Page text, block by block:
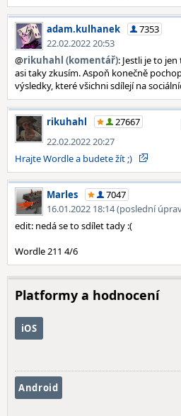
adam.kulhanek
7353
22.02.2022 20:53
@rikuhahl (komentář): Jestli je to
asi taky zkusím. Aspoň konečně
výsledky, které všichni sdílejí na
rikuhahl
27667
22.02.2022 20:27
Hrajte Wordle a budete žít ;)
Marles
7047
16.01.2022 18:14 (poslední
edit: nedá se to sdílet tady :(
Wordle 211 4/6
Platformy a hodnocení
iOS
Android